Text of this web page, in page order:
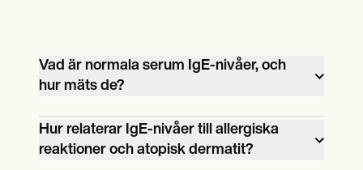
Vad är normala serum IgE-nivåer, och
hur mäts de?
Normala IgE-nivåer varierar, vanligtvis
från 3 till 423 IE/ml för vuxna. De mäts
med hjälp av ett blodprov, som bedömer
Hur relaterar IgE-nivåer till allergiska
reaktioner och atopisk dermatit?